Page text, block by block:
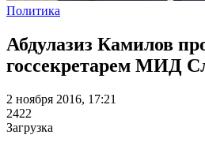
Политика
Абдулазиз Камилов
госсекретарем МИД
2 ноября 2016, 17:21
2422
Загрузка